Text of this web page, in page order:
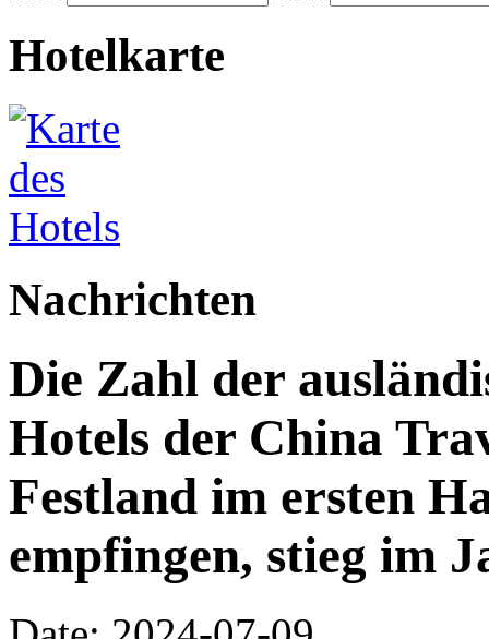
Hotelkarte
Nachrichten
Die Zahl der
Hotels der China
Festland im ersten
empfingen, stieg im